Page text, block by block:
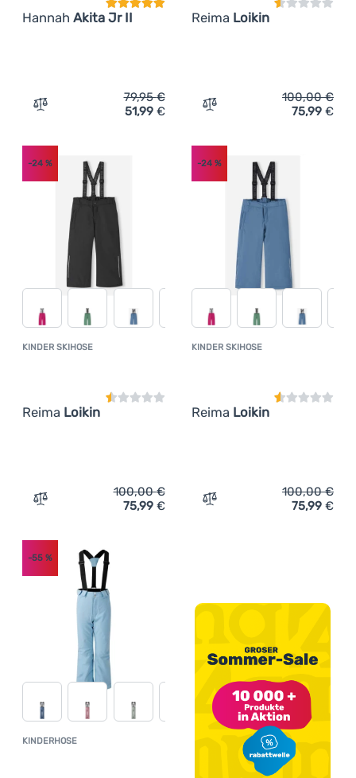
Hannah Akita Jr II
Zum Vergleich 'Wasserdichte Kinderhosen Hannah
79,95€
51,99 €
Reima Loikin
Zum Vergleich 'Kinder
100,00€
75,99 €
KINDER SKIHOSE
Reima Loikin
Kundenbewertung
-24 %
Zum Vergleich 'Kinder Skihose Reima Loikin' hinzufügen
100,00€
75,99 €
KINDER SKIHOSE
Reima Loikin
-24%
Zum Vergleich 'Kinder
100,00€
75,99 €
KINDERHOSE
-55 %